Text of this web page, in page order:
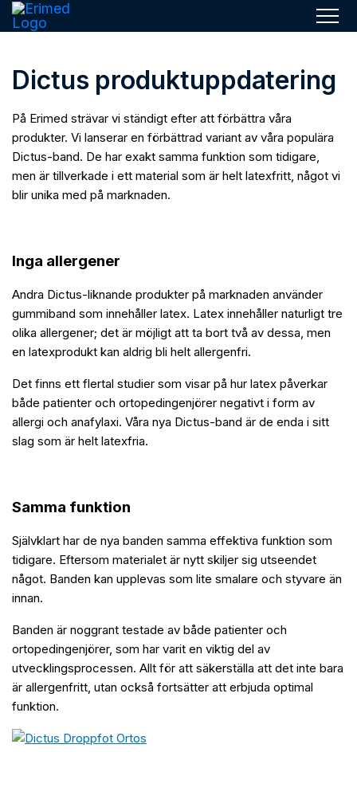
Dictus produktuppdatering
På Erimed strävar vi ständigt efter att förbättra våra
produkter. Vi lanserar en förbättrad variant av våra populära
Dictus-band. De har exakt samma funktion som tidigare,
men är tillverkade i ett material som är helt latexfritt, något vi
blir unika med på marknaden.
Inga allergener
Andra Dictus-liknande produkter på marknaden använder
gummiband som innehåller latex. Latex innehåller naturligt tre
olika allergener; det är möjligt att ta bort två av dessa, men
en latexprodukt kan aldrig bli helt allergenfri.
Det finns ett flertal studier som visar på hur latex påverkar
både patienter och ortopedingenjörer negativt i form av
allergi och anafylaxi. Våra nya Dictus-band är de enda i sitt
slag som är helt latexfria.
Samma funktion
Självklart har de nya banden samma effektiva funktion som
tidigare. Eftersom materialet är nytt skiljer sig utseendet
något. Banden kan upplevas som lite smalare och styvare än
innan.
Banden är noggrant testade av både patienter och
ortopedingenjörer, som har varit en viktig del av
utvecklingsprocessen. Allt för att säkerställa att det inte bara
är allergenfritt, utan också fortsätter att erbjuda optimal
funktion.